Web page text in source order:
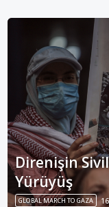
Direnişin
Yürüyüş
GLOBAL MARCH TO GAZA